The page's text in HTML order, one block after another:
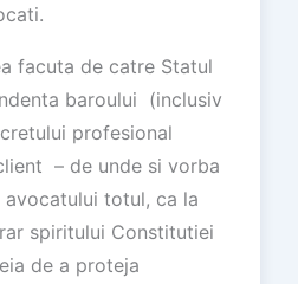
facuta de catre Statul
baroului (inclusiv
profesional
– de unde si vorba
avocatului totul, ca la
spiritului Constitutiei
de a proteja